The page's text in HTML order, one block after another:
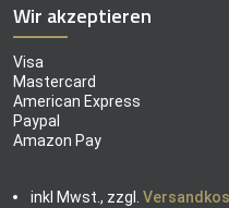
Wir akzeptieren
Visa
Mastercard
American Express
Paypal
Amazon Pay
inkl Mwst., zzgl.